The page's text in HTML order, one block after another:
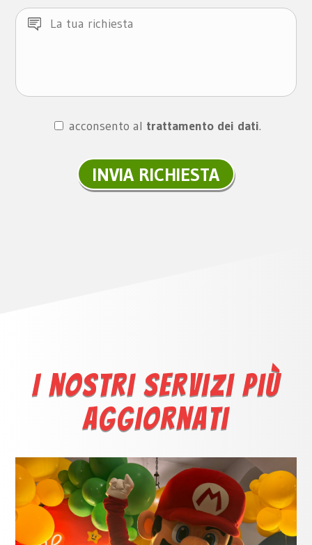
acconsento al trattamento dei dati.
INVIA RICHIESTA
I nostri servizi più
aggiornati